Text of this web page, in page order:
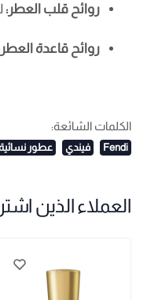
روائح قلب العطر:
روائح قاعدة
الكلمات الشائعة:
Fendi فيندي عطور
العملاء الذين